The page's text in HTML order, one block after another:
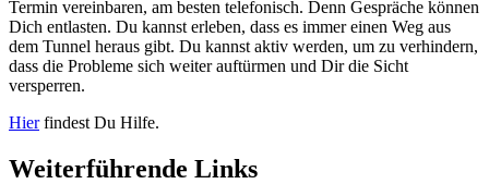
Termin vereinbaren, am besten telefonisch. Denn Gespräche können
Dich entlasten. Du kannst erleben, dass es immer einen Weg aus
dem Tunnel heraus gibt. Du kannst aktiv werden, um zu verhindern,
dass die Probleme sich weiter auftürmen und Dir die Sicht
versperren.
Hierfindest Du Hilfe.
Weiterführende Links